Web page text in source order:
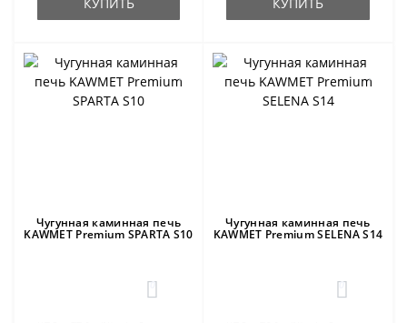
Чугунная каминная печь
KAWMET Premium SPARTA S10
0
Чугунная каминная печь
KAWMET Premium SELENA S14
0